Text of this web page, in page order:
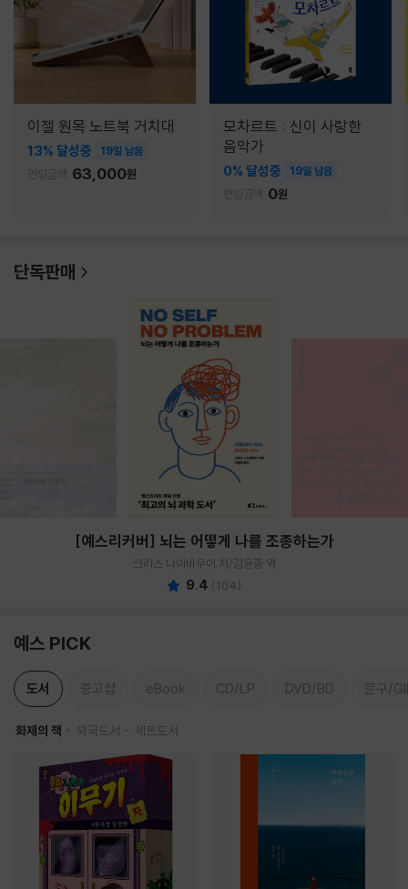
이젤 원목 노트북 거치대
13% 달성중 19일 남음
펀딩금액 63,000원
모차르트 : 신이 사랑한
음악가
0% 달성중 19일 남음
펀딩금액 0원
단독판매
[예스리커버] 뇌는 어떻게 나를 조종하는가
크리스 나이바우어 저/김윤종 역
9.4 (104)
예스 PICK
도서 중고샵 eBook CD/LP DVD/BD 문구/
화제의 책 외국도서 세트도서